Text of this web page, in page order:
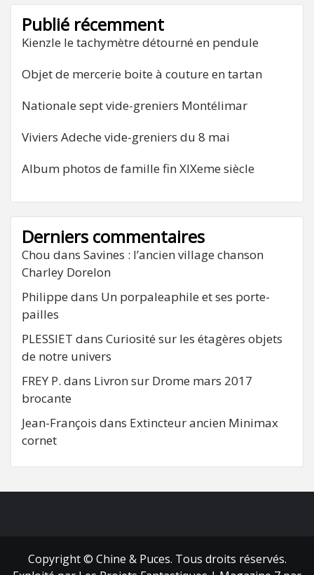
Publié récemment
Kienzle le tachymètre détourné en pendule
Objet de mercerie boite à couture en tartan
Nationale sept vide-greniers Montélimar
Viviers Adeche vide-greniers du 8 mai
Album photos de famille fin XIXeme siècle
Derniers commentaires
Chou dans Savines : l’ancien village chanson
Charley Dorelon
Philippe dans Un porpaleaphile et ses porte-
pailles
PLESSIET dans Curiosité sur les étagères objets
de notre univers
FREY P. dans Livron sur Drome mars 2017
brocante
Jean-François dans Extincteur ancien Minimax
cornet
Copyright © Chine & Puces. Tous droits réservés.